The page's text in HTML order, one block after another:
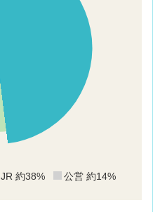
JR 約38% 公営 約14%